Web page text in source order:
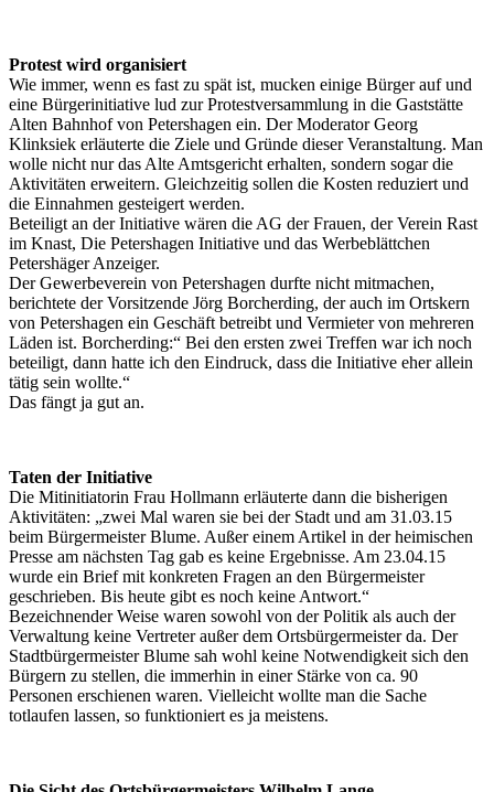
Protest wird organisiert
Wie immer, wenn es fast zu spät ist, mucken einige Bürger auf und
eine Bürgerinitiative lud zur Protestversammlung in die Gaststätte
Alten Bahnhof von Petershagen ein. Der Moderator Georg
Klinksiek erläuterte die Ziele und Gründe dieser Veranstaltung. Man
wolle nicht nur das Alte Amtsgericht erhalten, sondern sogar die
Aktivitäten erweitern. Gleichzeitig sollen die Kosten reduziert und
die Einnahmen gesteigert werden.
Beteiligt an der Initiative wären die AG der Frauen, der Verein Rast
im Knast, Die Petershagen Initiative und das Werbeblättchen
Petershäger Anzeiger.
Der Gewerbeverein von Petershagen durfte nicht mitmachen,
berichtete der Vorsitzende Jörg Borcherding, der auch im Ortskern
von Petershagen ein Geschäft betreibt und Vermieter von mehreren
Läden ist. Borcherding:“ Bei den ersten zwei Treffen war ich noch
beteiligt, dann hatte ich den Eindruck, dass die Initiative eher allein
tätig sein wollte.“
Das fängt ja gut an.
Taten der Initiative
Die Mitinitiatorin Frau Hollmann erläuterte dann die bisherigen
Aktivitäten: „zwei Mal waren sie bei der Stadt und am 31.03.15
beim Bürgermeister Blume. Außer einem Artikel in der heimischen
Presse am nächsten Tag gab es keine Ergebnisse. Am 23.04.15
wurde ein Brief mit konkreten Fragen an den Bürgermeister
geschrieben. Bis heute gibt es noch keine Antwort.“
Bezeichnender Weise waren sowohl von der Politik als auch der
Verwaltung keine Vertreter außer dem Ortsbürgermeister da. Der
Stadtbürgermeister Blume sah wohl keine Notwendigkeit sich den
Bürgern zu stellen, die immerhin in einer Stärke von ca. 90
Personen erschienen waren. Vielleicht wollte man die Sache
totlaufen lassen, so funktioniert es ja meistens.